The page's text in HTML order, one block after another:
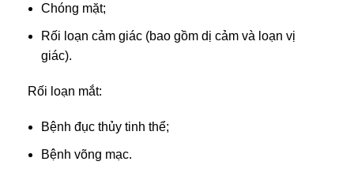
Chóng mặt;
Rối loạn cảm giác (bao gồm dị cảm và loạn vị
giác).
Rối loạn mắt:
Bệnh đục thủy tinh thể;
Bệnh võng mạc.